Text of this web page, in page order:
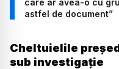
astfel de document”
Cheltuielile
sub investigație